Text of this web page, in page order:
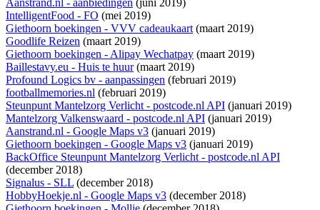
Aanstrand.nl - aanbiedingen (juni 2019)
IntelligentFood - FO (mei 2019)
Giethoorn boekingen - VVV cadeaukaart(maart 2019)
Goodlife Reizen (maart 2019)
Giethoorn boekingen - Alipay Wechatpay (maart 2019)
Baillestavy.eu - Huis te huur(maart 2019)
Profound Logics bv - aanpassingen (februari 2019)
footballmemories.nl (februari 2019)
Steunpunt Mantelzorg Verlicht - postcode.nl API (januari 2019)
Mantelzorg Valkenswaard - postcode.nl API (januari 2019)
Aanstrand.nl - Google Maps v3 (januari 2019)
Giethoorn boekingen - Google Maps v3 (januari 2019)
BackOffice Steunpunt Mantelzorg Verlicht - postcode.nl API
(december 2018)
Signalus - SLL (december 2018)
HobbyHoekje.nl - Google Maps v3 (december 2018)